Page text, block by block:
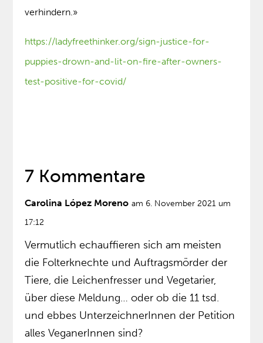
verhindern.»
https://ladyfreethinker.org/sign-justice-for-
puppies-drown-and-lit-on-fire-after-owners-
test-positive-for-covid/
7 Kommentare
Carolina López Moreno am 6. November 2021 um
17:12
Vermutlich echauffieren sich am meisten
die Folterknechte und Auftragsmörder der
Tiere, die Leichenfresser und Vegetarier,
über diese Meldung… oder ob die 11 tsd.
und ebbes UnterzeichnerInnen der Petition
alles VeganerInnen sind?